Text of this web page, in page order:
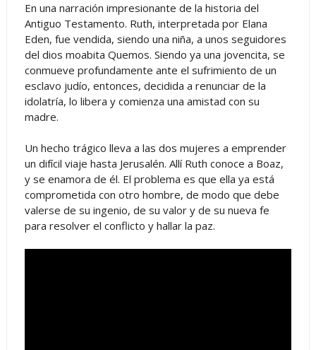
En una narración impresionante de la historia del
Antiguo Testamento. Ruth, interpretada por Elana
Eden, fue vendida, siendo una niña, a unos seguidores
del dios moabita Quemos. Siendo ya una jovencita, se
conmueve profundamente ante el sufrimiento de un
esclavo judío, entonces, decidida a renunciar de la
idolatría, lo libera y comienza una amistad con su
madre.
Un hecho trágico lleva a las dos mujeres a emprender
un difícil viaje hasta Jerusalén. Allí Ruth conoce a Boaz,
y se enamora de él. El problema es que ella ya está
comprometida con otro hombre, de modo que debe
valerse de su ingenio, de su valor y de su nueva fe
para resolver el conflicto y hallar la paz.